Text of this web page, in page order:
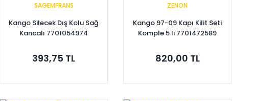
SAGEMFRANS
Kango Silecek Dış Kolu Sağ
Kancalı 7701054974
393,75 TL
ZENON
Kango 97-09 Kapı Kilit Seti
Komple 5 li 7701472589
820,00 TL